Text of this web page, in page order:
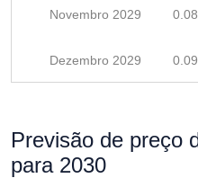
Novembro 2029
Dezembro 2029
Previsão de preço
para 2030